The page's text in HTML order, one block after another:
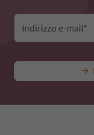
Indirizzo e-mail*